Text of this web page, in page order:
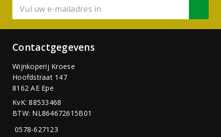
Contactgegevens
Wijnkoperij Kroese
Hoofdstraat 147
8162 AE Epe
KvK: 88533468
BTW: NL864672615B01
0578-627123